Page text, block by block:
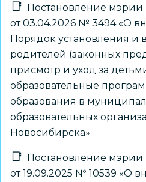
Постановление мэрии
от 03.04.2026 № 3494 «О
Порядок установления и
родителей (законных
присмотр и уход за
образовательные
образования в
образовательных
Новосибирска»
Постановление мэрии
от 19.09.2025 № 10539 «О